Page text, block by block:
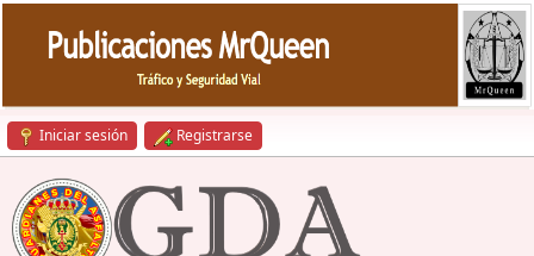
Iniciar sesión Registrarse